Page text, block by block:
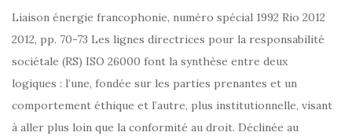
Liaison énergie francophonie, numéro spécial 1992 Rio 2012
2012, pp. 70-73 Les lignes directrices pour la responsabilité
sociétale (RS) ISO 26000 font la synthèse entre deux
logiques : l’une, fondée sur les parties prenantes et un
comportement éthique et l’autre, plus institutionnelle, visant
à aller plus loin que la conformité au droit. Déclinée au